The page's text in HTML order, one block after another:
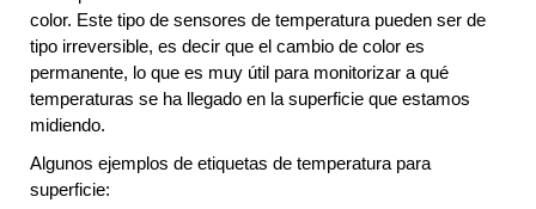
color. Este tipo de sensores de temperatura pueden ser de
tipo irreversible, es decir que el cambio de color es
permanente, lo que es muy útil para monitorizar a qué
temperaturas se ha llegado en la superficie que estamos
midiendo.
Algunos ejemplos de etiquetas de temperatura para
superficie: